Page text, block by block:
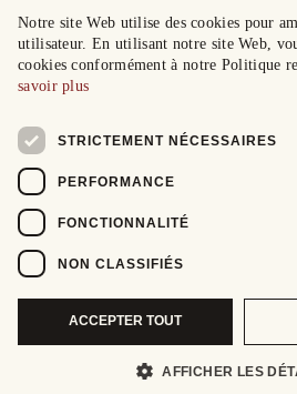
Notre site Web utilise des cookies pour
utilisateur. En utilisant notre site Web,
cookies conformément à notre Politique
savoir plus
STRICTEMENT NÉCESSAIRES
PERFORMANCE
FONCTIONNALITÉ
NON CLASSIFIÉS
ACCEPTER TOUT
AFFICHER LES